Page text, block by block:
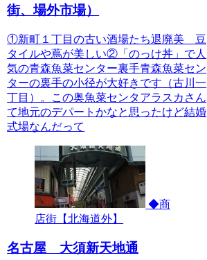
街、場外市場）
①新町１丁目の古い酒場たち退廃美 豆
タイルや蔦が美しい②「のっけ丼」で人
気の青森魚菜センター裏手青森魚菜セン
ターの裏手の小径が大好きです（古川一
丁目）。この奥魚菜センタアラスカさん
て地元のデパートかなと思ったけど結婚
式場なんだって
◆商
店街【北海道外】
名古屋 大須新天地通